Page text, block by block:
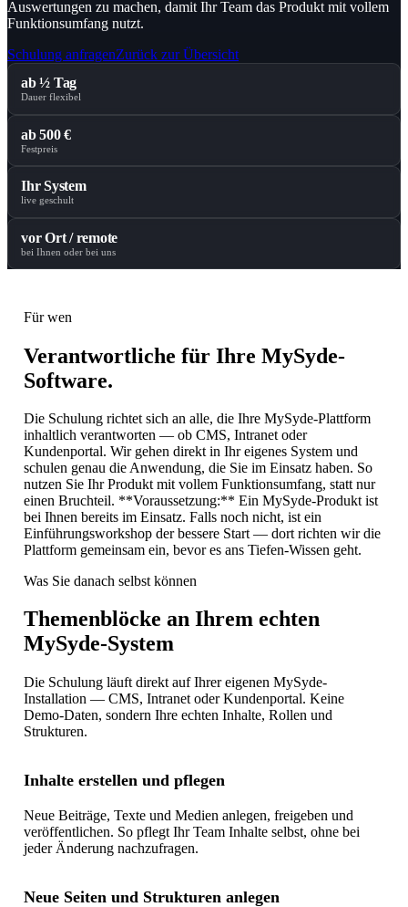
Auswertungen zu machen, damit Ihr Team das Produkt mit vollem
Funktionsumfang nutzt.
Schulung anfragenZurück zur Übersicht
ab ½ Tag
Dauer flexibel
ab 500 €
Festpreis
Ihr System
live geschult
vor Ort / remote
bei Ihnen oder bei uns
Für wen
Verantwortliche für Ihre MySyde-
Software.
Die Schulung richtet sich an alle, die Ihre MySyde-Plattform
inhaltlich verantworten — ob CMS, Intranet oder
Kundenportal. Wir gehen direkt in Ihr eigenes System und
schulen genau die Anwendung, die Sie im Einsatz haben. So
nutzen Sie Ihr Produkt mit vollem Funktionsumfang, statt nur
einen Bruchteil. **Voraussetzung:** Ein MySyde-Produkt ist
bei Ihnen bereits im Einsatz. Falls noch nicht, ist ein
Einführungsworkshop der bessere Start — dort richten wir die
Plattform gemeinsam ein, bevor es ans Tiefen-Wissen geht.
Was Sie danach selbst können
Themenblöcke an Ihrem echten
MySyde-System
Die Schulung läuft direkt auf Ihrer eigenen MySyde-
Installation — CMS, Intranet oder Kundenportal. Keine
Demo-Daten, sondern Ihre echten Inhalte, Rollen und
Strukturen.
Inhalte erstellen und pflegen
Neue Beiträge, Texte und Medien anlegen, freigeben und
veröffentlichen. So pflegt Ihr Team Inhalte selbst, ohne bei
jeder Änderung nachzufragen.
Neue Seiten und Strukturen anlegen